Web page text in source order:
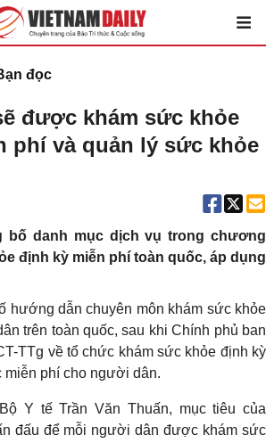
đọc
được khám sức khỏe
phí và quản lý sức khỏe
bố danh mục dịch vụ trong chương
định kỳ miễn phí toàn quốc, áp dụng
hướng dẫn chuyên môn khám sức khỏe
trên toàn quốc, sau khi Chính phủ ban
TTg về tổ chức khám sức khỏe định kỳ
miễn phí cho người dân.
Y tế Trần Văn Thuấn, mục tiêu của
đấu để mỗi người dân được khám sức